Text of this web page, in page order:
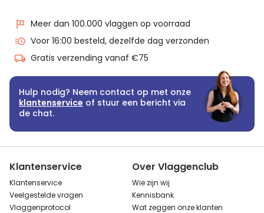
Meer dan 100.000 vlaggen op voorraad
Voor 16:00 besteld, dezelfde dag verzonden
Gratis verzending vanaf €75
Hulp nodig? Neem contact op met onze
klantenservice of stuur een bericht via
de chat.
Klantenservice
Klantenservice
Veelgestelde vragen
Vlaggenprotocol
Over Vlaggenclub
Wie zijn wij
Kennisbank
Wat zeggen onze klanten